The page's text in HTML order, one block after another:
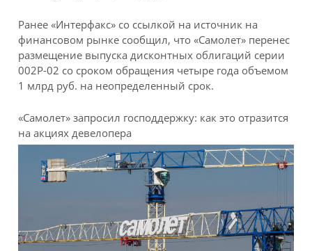
Ранее «Интерфакс» со ссылкой на источник на
финансовом рынке сообщил, что «Самолет» перенес
размещение выпуска дисконтных облигаций серии
002Р-02 со сроком обращения четыре года объемом
1 млрд руб. на неопределенный срок.
«Самолет» запросил господдержку: как это отразится
на акциях девелопера